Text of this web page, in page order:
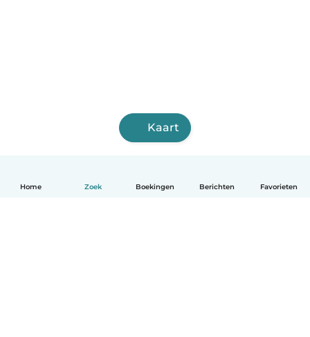
Home Zoek Boekingen Berichten Favorieten
Kaart